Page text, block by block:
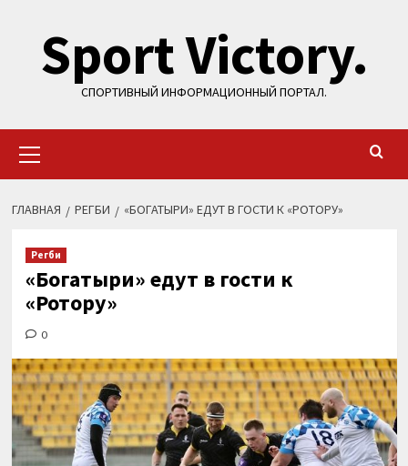
содержимому
Sport Victory.
СПОРТИВНЫЙ ИНФОРМАЦИОННЫЙ ПОРТАЛ.
меню
ГЛАВНАЯ РЕГБИ «БОГАТЫРИ» ЕДУТ В ГОСТИ К «РОТОРУ»
Регби
«Богатыри» едут в гости к
«Ротору»
0